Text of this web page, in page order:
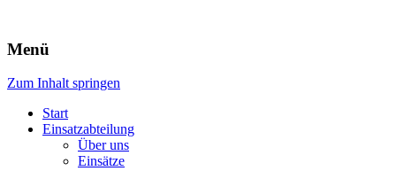
Freiwillige Feuerwehr Rodheim
v.d.H.
Menü
Zum Inhalt springen
Start
Einsatzabteilung
Über uns
Einsätze